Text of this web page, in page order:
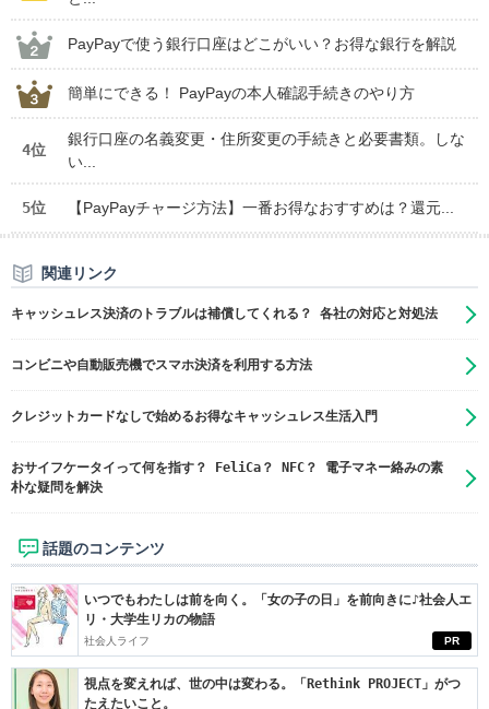
PayPayで使う銀行口座はどこがいい？お得な銀行を解説
簡単にできる！ PayPayの本人確認手続きのやり方
4位
銀行口座の名義変更・住所変更の手続きと必要書類。しな
い...
5位 【PayPayチャージ方法】一番お得なおすすめは？還元...
関連リンク
キャッシュレス決済のトラブルは補償してくれる？ 各社の対応と対処法
コンビニや自動販売機でスマホ決済を利用する方法
クレジットカードなしで始めるお得なキャッシュレス生活入門
おサイフケータイって何を指す？ FeliCa？ NFC？ 電子マネー絡みの素
朴な疑問を解決
話題のコンテンツ
PR
いつでもわたしは前を向く。「女の子の日」を前向きに♪社会人エ
リ・大学生リカの物語
社会人ライフ
視点を変えれば、世の中は変わる。「Rethink PROJECT」がつ
たえたいこと。